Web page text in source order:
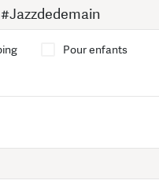
Pour enfants